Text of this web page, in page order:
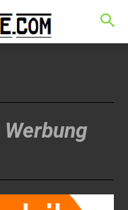
Werbung